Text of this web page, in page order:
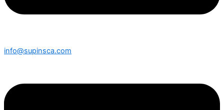
info@supinsca.com